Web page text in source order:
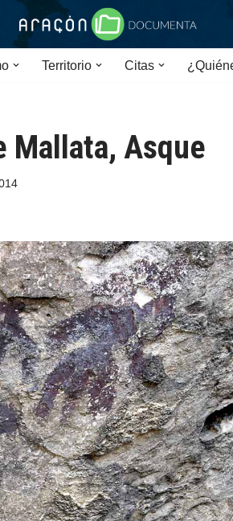
Territorio Citas
Mallata, Asque